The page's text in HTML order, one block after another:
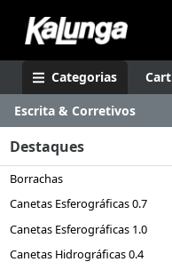
Categorias
Apresentação
Escrita & Corretivos
Destaques
Borrachas
Canetas Esferográficas 0.7
Canetas Esferográficas 1.0
Canetas Hidrográficas 0.4